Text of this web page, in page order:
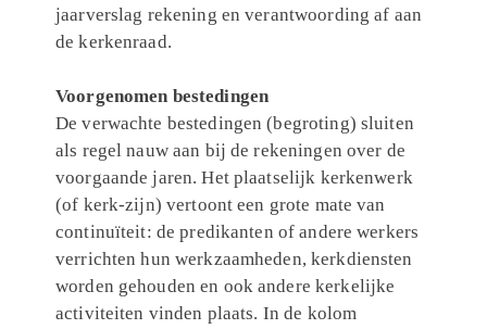
jaarverslag rekening en verantwoording af aan
de kerkenraad.
Voorgenomen bestedingen
De verwachte bestedingen (begroting) sluiten
als regel nauw aan bij de rekeningen over de
voorgaande jaren. Het plaatselijk kerkenwerk
(of kerk-zijn) vertoont een grote mate van
continuïteit: de predikanten of andere werkers
verrichten hun werkzaamheden, kerkdiensten
worden gehouden en ook andere kerkelijke
activiteiten vinden plaats. In de kolom